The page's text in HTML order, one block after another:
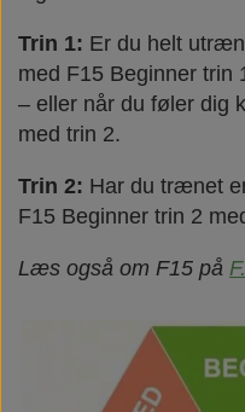
Trin 1: Er du helt
med F15 Beginner trin
– eller når du føler dig
med trin 2.
Trin 2: Har du trænet
F15 Beginner trin 2
Læs også om F15 på